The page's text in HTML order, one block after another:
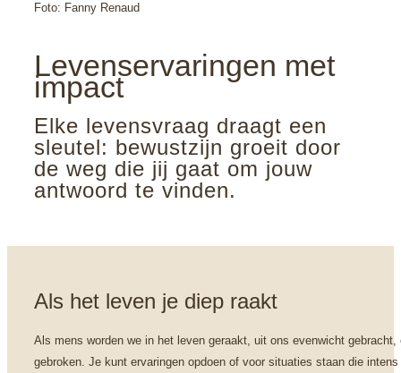
Foto: Fanny Renaud
Levenservaringen met
impact
Elke levensvraag draagt een
sleutel: bewustzijn groeit door
de weg die jij gaat om jouw
antwoord te vinden.
Als het leven je diep raakt
Als mens worden we in het leven geraakt, uit ons evenwicht
gebroken. Je kunt ervaringen opdoen of voor situaties staan die